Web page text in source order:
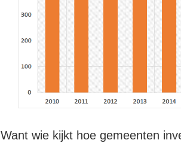
Want wie kijkt hoe gemeenten